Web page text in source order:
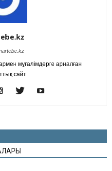
мұғалімдерге арналған
сайт